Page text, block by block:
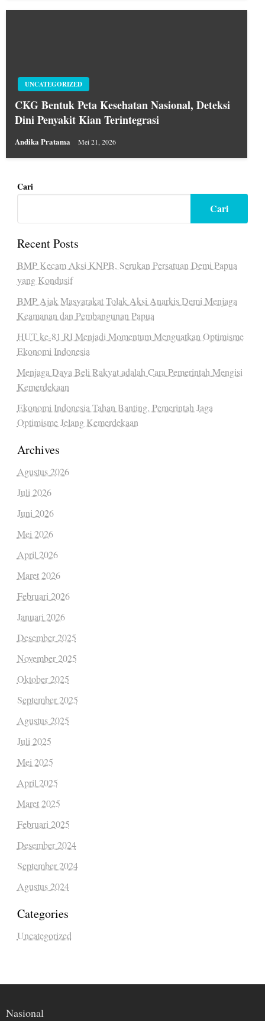
UNCATEGORIZED
CKG Bentuk Peta Kesehatan Nasional, Deteksi
Dini Penyakit Kian Terintegrasi
Andika Pratama Mei 21, 2026
Cari
Cari
Recent Posts
BMP Kecam Aksi KNPB, Serukan Persatuan Demi Papua
yang Kondusif
BMP Ajak Masyarakat Tolak Aksi Anarkis Demi Menjaga
Keamanan dan Pembangunan Papua
HUT ke-81 RI Menjadi Momentum Menguatkan Optimisme
Ekonomi Indonesia
Menjaga Daya Beli Rakyat adalah Cara Pemerintah Mengisi
Kemerdekaan
Ekonomi Indonesia Tahan Banting, Pemerintah Jaga
Optimisme Jelang Kemerdekaan
Archives
Agustus 2026
Juli 2026
Juni 2026
Mei 2026
April 2026
Maret 2026
Februari 2026
Januari 2026
Desember 2025
November 2025
Oktober 2025
September 2025
Agustus 2025
Juli 2025
Mei 2025
April 2025
Maret 2025
Februari 2025
Desember 2024
September 2024
Agustus 2024
Categories
Uncategorized
Nasional